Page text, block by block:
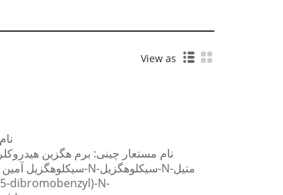
View as
نام مستعار چینی: برم هگزین